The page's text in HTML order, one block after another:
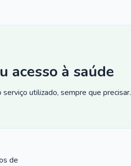
acesso à saúde
utilizado, sempre que precisar.
de